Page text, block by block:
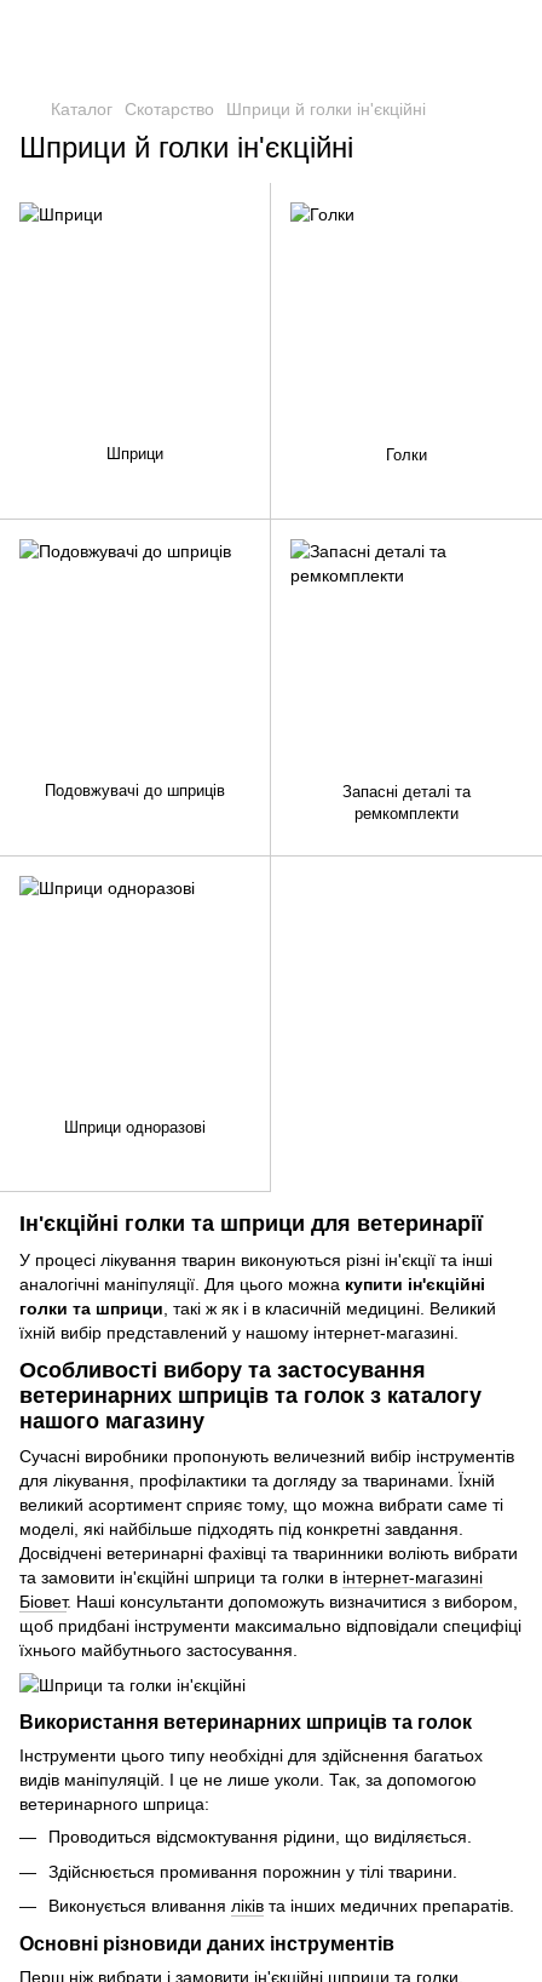
Каталог Скотарство Шприци й голки ін'єкційні
Шприци й голки ін'єкційні
Ін'єкційні голки та шприци для ветеринарії
У процесі лікування тварин виконуються різні ін'єкції та інші
аналогічні маніпуляції. Для цього можна купити ін'єкційні
голки та шприци , такі ж як і в класичній медицині. Великий
їхній вибір представлений у нашому інтернет-магазині.
Особливості вибору та застосування
ветеринарних шприців та голок з каталогу
нашого магазину
Сучасні виробники пропонують величезний вибір інструментів
для лікування, профілактики та догляду за тваринами. Їхній
великий асортимент сприяє тому, що можна вибрати саме ті
моделі, які найбільше підходять під конкретні завдання.
Досвідчені ветеринарні фахівці та тваринники воліють вибрати
та замовити ін'єкційні шприци та голки в інтернет-магазині
Біовет. Наші консультанти допоможуть визначитися з вибором,
щоб придбані інструменти максимально відповідали специфіці
їхнього майбутнього застосування.
Використання ветеринарних шприців та голок
Інструменти цього типу необхідні для здійснення багатьох
видів маніпуляцій. І це не лише уколи. Так, за допомогою
ветеринарного шприца:
Проводиться відсмоктування рідини, що виділяється.
Здійснюється промивання порожнин у тілі тварини.
Виконується вливання ліків та інших медичних препаратів.
Основні різновиди даних інструментів
Перш ніж вибрати і замовити ін'єкційні шприци та голки,
Шприци Голки
Подовжувачі до шприців
Запасні деталі та
ремкомплекти
Шприци одноразові